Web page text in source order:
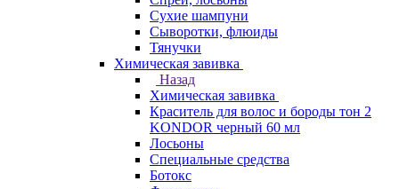
Сухие шампуни
Сыворотки, флюиды
Тянучки
Химическая завивка
Назад
Химическая завивка
Краситель для волос и бороды тон 2
KONDOR черный 60 мл
Лосьоны
Специальные средства
Ботокс